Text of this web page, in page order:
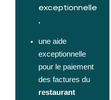
exceptionnelle
,
une aide
exceptionnelle
pour le paiement
des factures du
restaurant